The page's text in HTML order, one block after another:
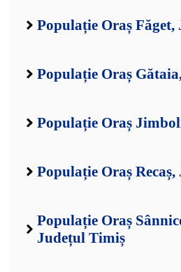
Populație Oraș
Populație Oraș
Populație Oraș
Populație Oraș
Populație Oraș
Județul Timiș